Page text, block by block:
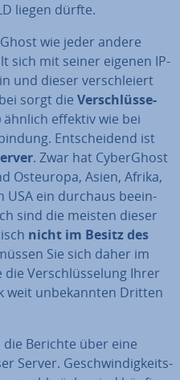
liegen dürfte.
wie jeder andere
sich mit seiner eigenen IP-
und dieser ver­schlei­ert
sorgt die Ver­schlüs­se­
ähnlich effektiv wie bei
Ent­schei­dend ist
. Zwar hat Cy­berG­host
Osteuropa, Asien, Afrika,
USA ein durchaus be­ein­
sind die meisten dieser
nicht im Besitz des
Sie sich daher im
die Ver­schlüs­se­lung Ihrer
weit un­be­kann­ten Dritten
Berichte über eine
Server. Ge­schwin­dig­keits­